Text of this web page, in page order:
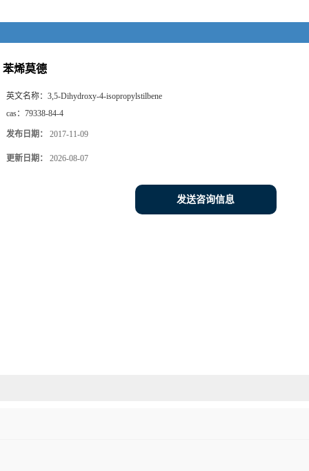
苯烯莫德
英文名称： 3,5-Dihydroxy-4-isopropylstilbene
cas： 79338-84-4
发布日期： 2017-11-09
更新日期： 2026-08-07
发送咨询信息